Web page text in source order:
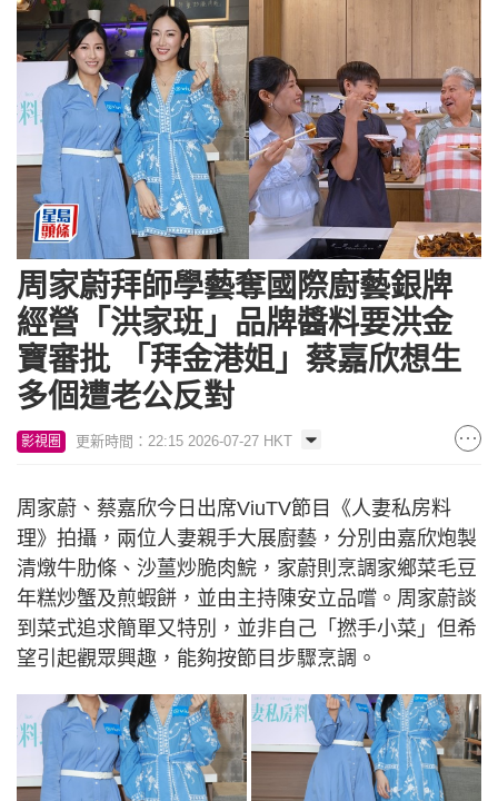
周家蔚拜師學藝奪國際廚藝銀牌
經營「洪家班」品牌醬料要洪金
寶審批 「拜金港姐」蔡嘉欣想生
多個遭老公反對
影視圈 更新時間：22:15 2026-07-27 HKT
周家蔚、蔡嘉欣今日出席ViuTV節目《人妻私房料
理》拍攝，兩位人妻親手大展廚藝，分別由嘉欣炮製
清燉牛肋條、沙薑炒脆肉鯇，家蔚則烹調家鄉菜毛豆
年糕炒蟹及煎蝦餅，並由主持陳安立品嚐。周家蔚談
到菜式追求簡單又特別，並非自己「撚手小菜」但希
望引起觀眾興趣，能夠按節目步驟烹調。